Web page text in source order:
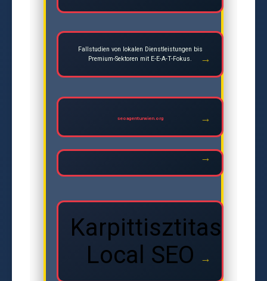
Fallstudien von lokalen Dienstleistungen bis
Premium-Sektoren mit E-E-A-T-Fokus.
seoagenturwien.org
Karpittisztitas
Local SEO